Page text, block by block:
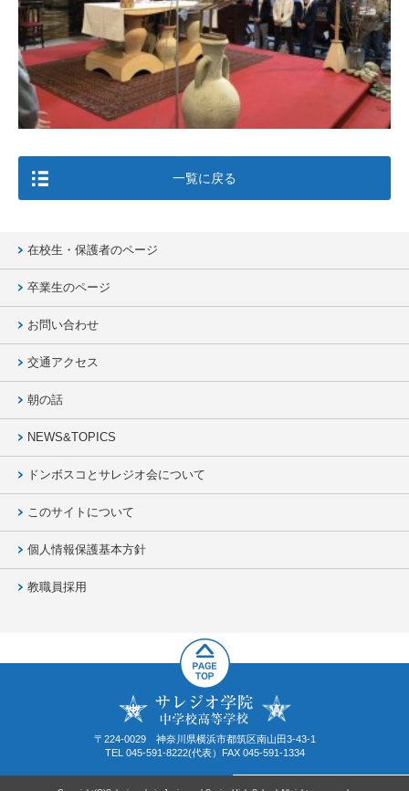
一覧に戻る
在校生・保護者のページ
卒業生のページ
お問い合わせ
交通アクセス
朝の話
NEWS&TOPICS
ドンボスコとサレジオ会について
このサイトについて
個人情報保護基本方針
教職員採用
〒224-0029 神奈川県横浜市都筑区南山田3-43-1
TEL 045-591-8222(代表）FAX 045-591-1334